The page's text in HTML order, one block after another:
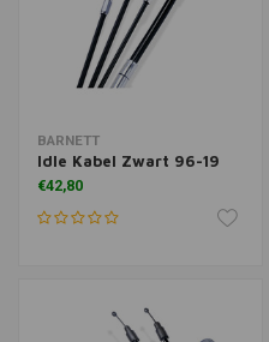
BARNETT
Idle Kabel Zwart 96-19
€42,80